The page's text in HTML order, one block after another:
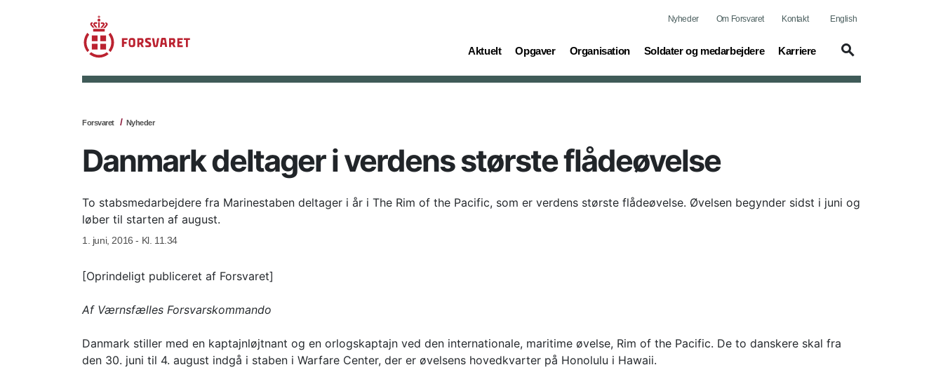
Nyheder Om Forsvaret Kontakt English
Aktuelt
(current) Opgaver
(current) Organisation
(current) Soldater og medarbejdere
(current) Karriere
(current)
Forsvaret Nyheder
Danmark deltager i verdens største flådeøvelse
To stabsmedarbejdere fra Marinestaben deltager i år i The Rim of the Pacific, som er verdens største flådeøvelse. Øvelsen begynder sidst i juni og
løber til starten af august.
1. juni, 2016 - Kl. 11.34
[Oprindeligt publiceret af Forsvaret]
Af Værnsfælles Forsvarskommando
Danmark stiller med en kaptajnløjtnant og en orlogskaptajn ved den internationale, maritime øvelse, Rim of the Pacific. De to danskere skal fra
den 30. juni til 4. august indgå i staben i Warfare Center, der er øvelsens hovedkvarter på Honolulu i Hawaii.